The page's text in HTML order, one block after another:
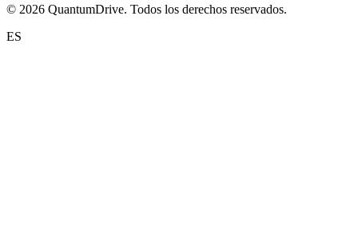
© 2026 QuantumDrive. Todos los derechos reservados.
ES